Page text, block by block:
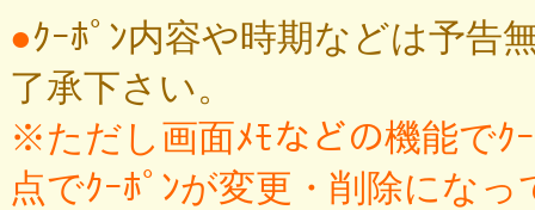
●ｸｰﾎﾟﾝ内容や時期などは予告
了承下さい。
※ただし画面ﾒﾓなどの機能でｸ
点でｸｰﾎﾟﾝが変更・削除にな